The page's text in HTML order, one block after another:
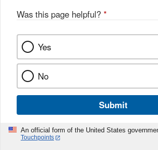
Was this page helpful? *
Yes
No
Submit
An official form of the United States
Touchpoints